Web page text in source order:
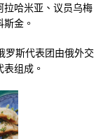
拉哈米亚、议员乌梅
金。
罗斯代表团由俄外交
组成。